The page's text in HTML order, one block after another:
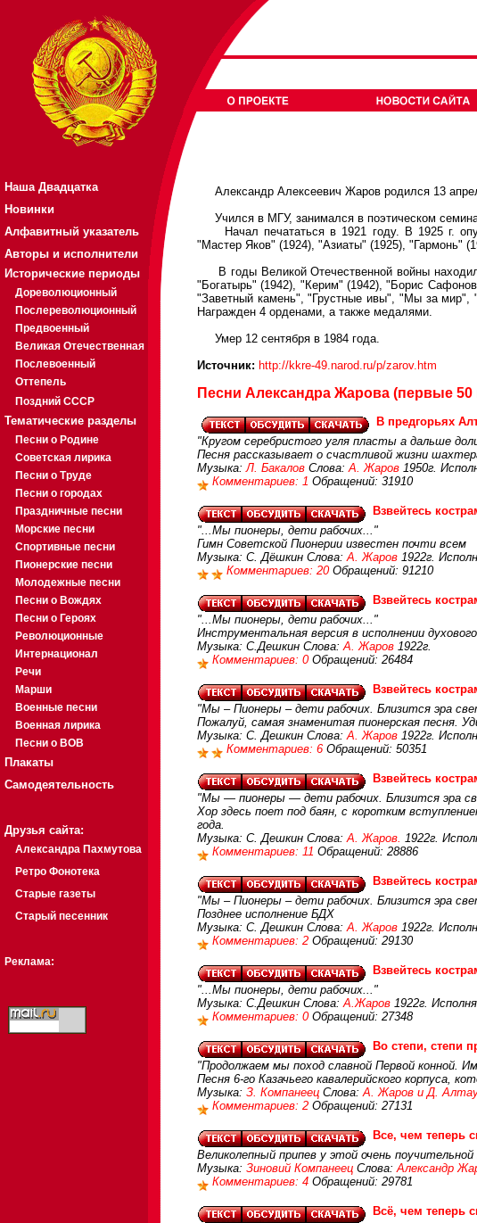
Наша Двадцатка
Новинки
Алфавитный указатель
Авторы и исполнители
Исторические периоды
Дореволюционный
Послереволюционный
Предвоенный
Великая Отечественная
Послевоенный
Оттепель
Поздний СССР
Тематические разделы
Песни о Родине
Советская лирика
Песни о Труде
Песни о городах
Праздничные песни
Морские песни
Спортивные песни
Пионерские песни
Молодежные песни
Песни о Вождях
Песни о Героях
Революционные
Интернационал
Речи
Марши
Военные песни
Военная лирика
Песни о ВОВ
Плакаты
Самодеятельность
Друзья сайта:
Александра Пахмутова
Ретро Фонотека
Старые газеты
Старый песенник
Реклама:
Александр Алексеевич Жаров родился 13
Учился в МГУ, занимался в поэтическом
Начал печататься в 1921 году. В 1925 г.
"Мастер Яков" (1924), "Азиаты" (1925), "Гармонь"
В годы Великой Отечественной войны
"Богатырь" (1942), "Керим" (1942), "Борис
"Заветный камень", "Грустные ивы", "Мы за мир",
Награжден 4 орденами, а также медалями.
Умер 12 сентября в 1984 года.
Источник: http://kkre-49.narod.ru/p/zarov.htm
Песни Александра Жарова (первые 50
В предгорьях
"Кругом серебристого угля пласты а дальше
Песня рассказывает о счастливой жизни
Музыка:Л. Бакалов Слова:А. Жаров 1950г.
Комментариев: 1 Обращений: 31910
Взвейтесь
"...Мы пионеры, дети рабочих..."
Гимн Советской Пионерии известен почти всем
Музыка: С. Дёшкин Слова:А. Жаров 1922г.
Комментариев: 20 Обращений: 91210
Взвейтесь
"...Мы пионеры, дети рабочих..."
Инструментальная версия в исполнении
Музыка: С.Дешкин Слова:А. Жаров 1922г.
Комментариев: 0 Обращений: 26484
Взвейтесь
"Мы – Пионеры – дети рабочих. Близится эра
Пожалуй, самая знаменитая пионерская песня.
Музыка: С. Дешкин Слова:А. Жаров 1922г.
Комментариев: 6 Обращений: 50351
Взвейтесь
"Мы — пионеры — дети рабочих. Близится эра
Хор здесь поет под баян, с коротким
года.
Музыка: С. Дешкин Слова:А. Жаров. 1922г.
Комментариев: 11 Обращений: 28886
Взвейтесь
"Мы – Пионеры – дети рабочих. Близится эра
Позднее исполнение БДХ
Музыка: С. Дешкин Слова:А. Жаров 1922г.
Комментариев: 2 Обращений: 29130
Взвейтесь
"...Мы пионеры, дети рабочих..."
Музыка: С.Дешкин Слова:А.Жаров 1922г.
Комментариев: 0 Обращений: 27348
Во степи, степи
"Продолжаем мы поход славной Первой конной.
Песня 6-го Казачьего кавалерийского корпуса,
Музыка: З. Компанеец Слова:А. Жаров и Д.
Комментариев: 2 Обращений: 27131
Все, чем теперь
Великолепный припев у этой очень поучительной
Музыка: Зиновий Компанеец Слова:Александр
Комментариев: 4 Обращений: 29781
Всё, чем теперь